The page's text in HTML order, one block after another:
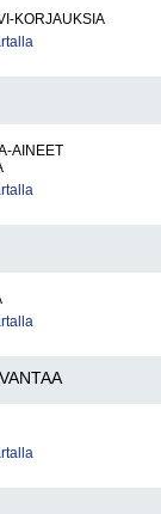
KORJAUKSIA
AINEET
VANTAA